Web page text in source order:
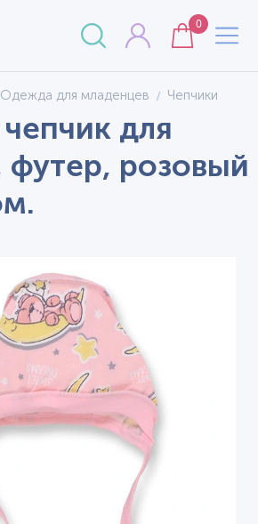
0
Одежда для младенцев Чепчики
для
футер, розовый